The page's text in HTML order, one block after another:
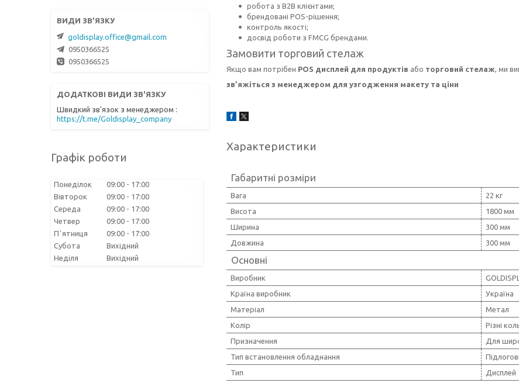
робота з B2B клієнтами;
брендовані POS-рішення;
контроль якості;
досвід роботи з FMCG брендами.
Замовити торговий стелаж
Якщо вам потрібен POS дисплей для продуктів або торговий стелаж , ми
зв’яжіться з менеджером для узгодження макету та ціни
Характеристики
Габаритні розміри
Вага
22 кг
Висота
1800 мм
Ширина
300 мм
Довжина
300 мм
Основні
Виробник
Країна виробник
Україна
Матеріал
Метал
Колір
Різні
Призначення
Для
Тип встановлення обладнання
Тип
Дисплей
goldisplay.office@gmail.com
0950366525
0950366525
Швидкий зв'язок з менеджером
https://t.me/Goldisplay_company
Графік роботи
Понеділок 09:00
17:00
Вівторок
09:00
17:00
Середа
09:00
17:00
Четвер
09:00
17:00
Пʼятниця
09:00
17:00
Субота
Вихідний
Неділя
Вихідний